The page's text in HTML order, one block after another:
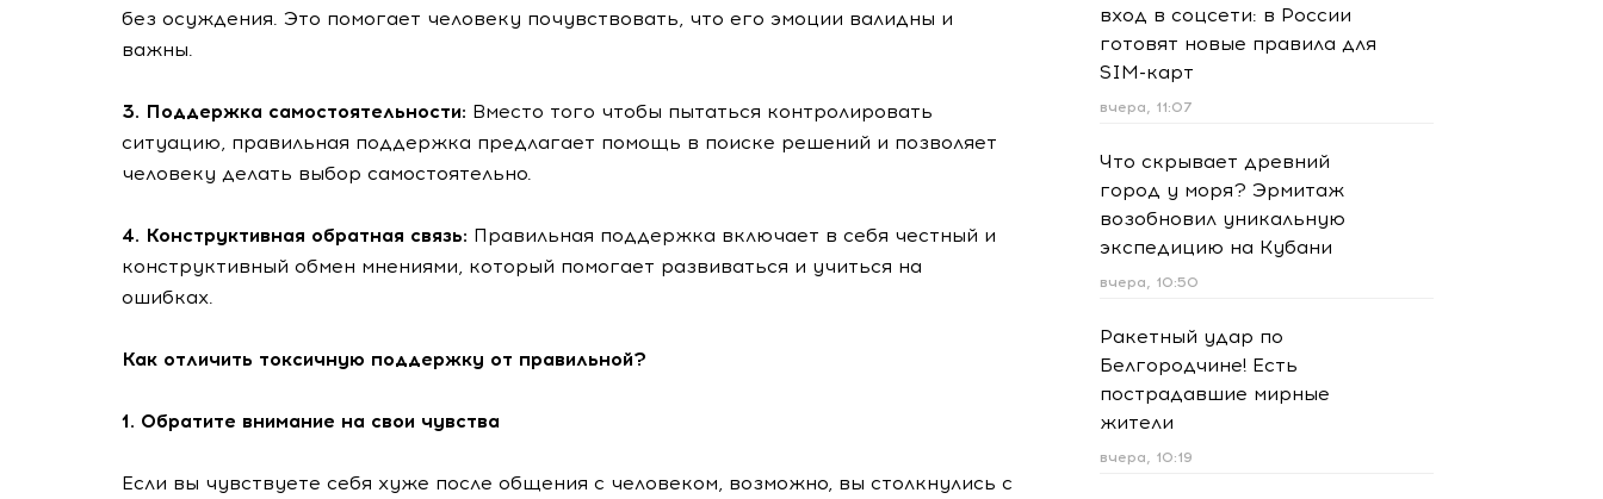
без осуждения. Это помогает человеку почувствовать, что его эмоции валидны и
важны.
3. Поддержка самостоятельности: Вместо того чтобы пытаться контролировать
ситуацию, правильная поддержка предлагает помощь в поиске решений и позволяет
человеку делать выбор самостоятельно.
4. Конструктивная обратная связь: Правильная поддержка включает в себя честный и
конструктивный обмен мнениями, который помогает развиваться и учиться на
ошибках.
Как отличить токсичную поддержку от правильной?
1. Обратите внимание на свои чувства
Если вы чувствуете себя хуже после общения с человеком, возможно, вы столкнулись с
вход в соцсети: в России
готовят новые правила для
SIM-карт
вчера, 11:07
Что скрывает древний
город у моря? Эрмитаж
возобновил уникальную
экспедицию на Кубани
вчера, 10:50
Ракетный удар по
Белгородчине! Есть
пострадавшие мирные
жители
вчера, 10:19